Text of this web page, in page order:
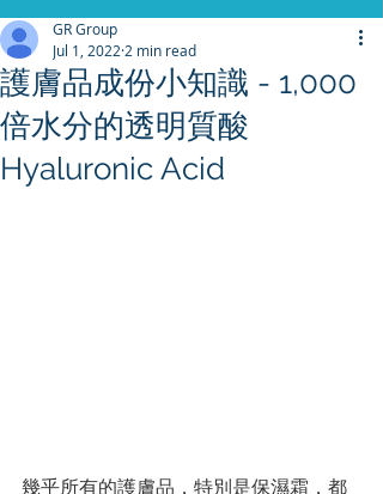
護膚品成份小知識 - 1,000
倍水分的透明質酸
Hyaluronic Acid
GR Group
Jul 1, 2022 2 min read
幾乎所有的護膚品，特別是保濕霜，都